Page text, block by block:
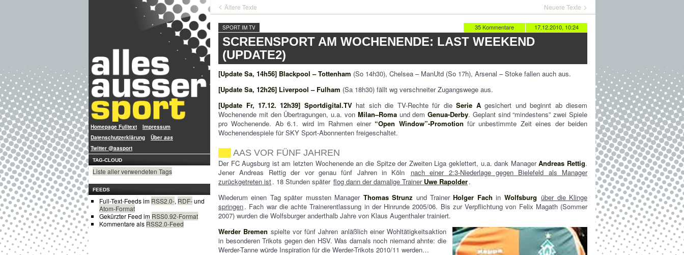
Homepage Fulltext
Impressum
Datenschutzerklärung
Über aas
Twitter @aasport
TAG-CLOUD
Liste aller verwendeten Tags
FEEDS
Full-Text-Feeds im RSS2.0-, RDF-und
Atom-Format
Gekürzter Feed im RSS0.92-Format
Kommentare als RSS2.0-Feed
Ältere Texte Neuere Texte
17.12.2010, 10:24
35 Kommentare
SPORT IM TV
SCREENSPORT AM WOCHENENDE: LAST WEEKEND
(UPDATE2)
[Update Sa, 14h56] Blackpool – Tottenham (So 14h30), Chelsea – ManUtd (So 17h), Arsenal – Stoke fallen auch aus.
[Update Sa, 12h26] Liverpool – Fulham (Sa 18h30) fällt wg verschneiter Zugangswege aus.
[Update Fr, 17.12. 12h39] Sportdigital.TVhat sich die TV-Rechte für dieSerie Agesichert und beginnt ab diesem
Wochenende mit den Übertragungen, u.a. von Milan–Romaund demGenua-Derby. Geplant sind “mindestens” zwei Spiele
pro Wochenende. Ab 6.1. wird im Rahmen einer “Open Window”-Promotion für unbestimmte Zeit eines der beiden
Wochenendespiele für SKY Sport-Abonnenten freigeschaltet.
AAS VOR FÜNF JAHREN
Der FC Augsburg ist am letzten Wochenende an die Spitze der Zweiten Liga geklettert, u.a. dank ManagerAndreas Rettig.
Jener Andreas Rettig der vor genau fünf Jahren in Köln
nach einer 2:3-Niederlage gegen Bielefeld als Manager
zurückgetreten ist. 18 Stunden später flog dann der damalige Trainer Uwe Rapolder.
Wiederum einen Tag später mussten Manager Thomas Strunz und TrainerHolger Fach in Wolfsburg über die Klinge
springen. Fach war die achte Trainerentlassung in der Hinrunde 2005/06. Bis zur Verpflichtung von Felix Magath (Sommer
2007) wurden die Wolfsburger anderthalb Jahre von Klaus Augenthaler trainiert.
Werder Bremen spielte vor fünf Jahren anläßlich einer Wohltätigkeitsaktion
in besonderen Trikots gegen den HSV. Was damals noch niemand ahnte: die
Werder-Tanne würde Inspiration für die Werder-Trikots 2010/11 werden…